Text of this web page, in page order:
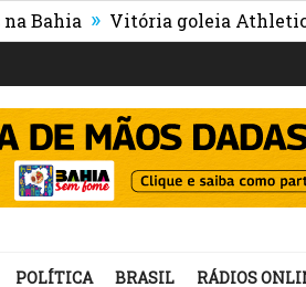
» Vitória goleia Athletico-PR e
POLÍTICA BRASIL RÁDIOS